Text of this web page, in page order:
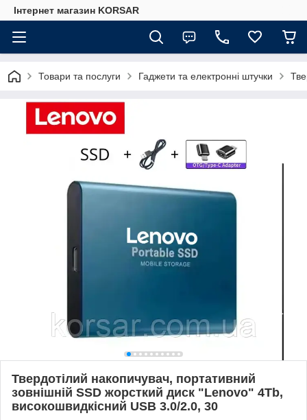
Iнтернет магазин KORSAR
Товари та послуги Гаджети та електронні штучки
Твердотілий накопичувач, портативний
зовнішній SSD жорсткий диск "Lenovo" 4Tb,
високошвидкісний USB 3.0/2.0, 30